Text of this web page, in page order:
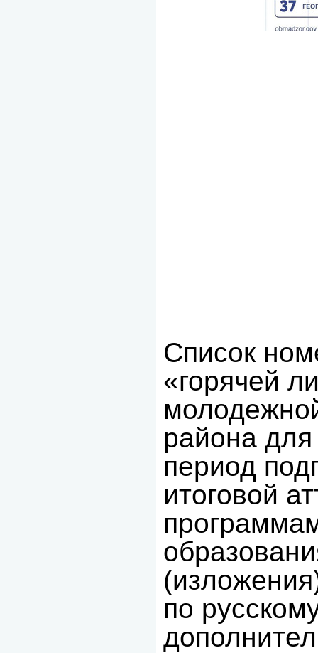
Список
«горячей
района
период
итоговой
по